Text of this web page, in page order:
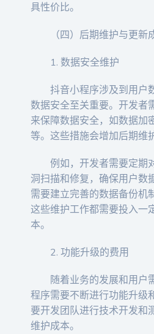
具性价比。
（四）后期维护与更新
1. 数据安全维护
抖音小程序涉及到用户
数据安全至关重要。开发者
来保障数据安全，如数据加
等。这些措施会增加后期维
例如，开发者需要定期
洞扫描和修复，确保用户数
需要建立完善的数据备份机
这些维护工作都需要投入一
本。
2. 功能升级的费用
随着业务的发展和用户
程序需要不断进行功能升级
要开发团队进行技术开发和
维护成本。